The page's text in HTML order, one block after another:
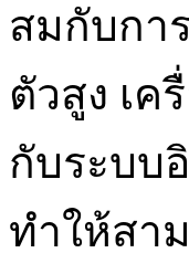
สมกับกา
ตัวสูง เค
กับระบบ
ทำให้สา